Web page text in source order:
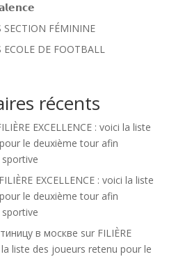
SECTION FÉMININE
ECOLE DE FOOTBALL
récents
EXCELLENCE : voici la liste
le deuxième tour afin
sportive
FILIÈRE EXCELLENCE : voici la liste
le deuxième tour afin
sportive
в москве sur FILIÈRE
la liste des joueurs retenu pour le